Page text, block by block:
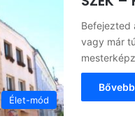
Élet-mód
Befejezted
vagy már